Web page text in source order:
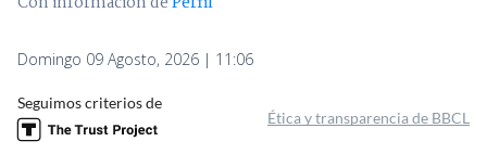
Domingo 09 Agosto, 2026 | 11:06
Seguimos criterios de
Ética y transparencia de BBCL